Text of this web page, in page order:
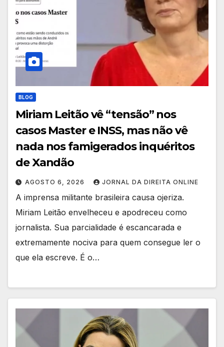
BLOG
Miriam Leitão vê “tensão” nos
casos Master e INSS, mas não vê
nada nos famigerados inquéritos
de Xandão
AGOSTO 6, 2026 JORNAL DA DIREITA ONLINE
A imprensa militante brasileira causa ojeriza.
Miriam Leitão envelheceu e apodreceu como
jornalista. Sua parcialidade é escancarada e
extremamente nociva para quem consegue ler o
que ela escreve. É o…